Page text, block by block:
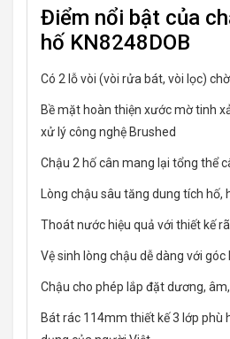
Điểm nổi bật của
hố KN8248DOB
Có 2 lỗ vòi (vòi rửa bát, vòi lọc)
Bề mặt hoàn thiện xước mờ tinh
xử lý công nghệ Brushed
Chậu 2 hố cân mang lại tổng thể
Lòng chậu sâu tăng dung tích hố,
Thoát nước hiệu quả với thiết kế
Vệ sinh lòng chậu dễ dàng với góc
Chậu cho phép lắp đặt dương,
Bát rác 114mm thiết kế 3 lớp phù